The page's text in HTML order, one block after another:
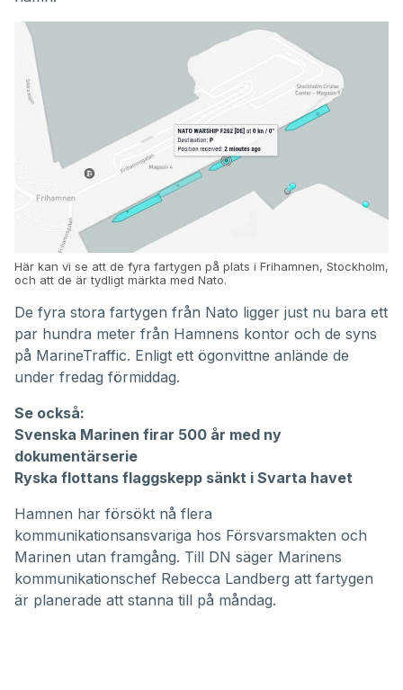
Här kan vi se att de fyra fartygen på plats i Frihamnen, Stockholm,
och att de är tydligt märkta med Nato.
De fyra stora fartygen från Nato ligger just nu bara ett
par hundra meter från Hamnens kontor och de syns
på MarineTraffic. Enligt ett ögonvittne anlände de
under fredag förmiddag.
Se också:
Svenska Marinen firar 500 år med ny
dokumentärserie
Ryska flottans flaggskepp sänkt i Svarta havet
Hamnen har försökt nå flera
kommunikationsansvariga hos Försvarsmakten och
Marinen utan framgång. Till DN säger Marinens
kommunikationschef Rebecca Landberg att fartygen
är planerade att stanna till på måndag.